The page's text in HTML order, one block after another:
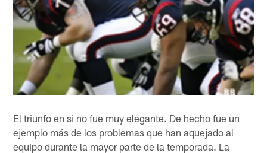
El triunfo en si no fue muy elegante. De hecho fue un
ejemplo más de los problemas que han aquejado al
equipo durante la mayor parte de la temporada. La